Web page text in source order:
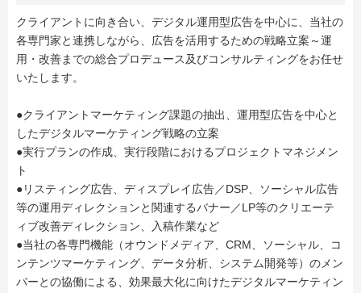
クライアントに向き合い、デジタル運用型広告を中心に、当社の
各専門家と連携しながら、広告を活用するための戦略立案～運
用・改善までの総合プロデュース及びコンサルティングをお任せ
いたします。
●クライアントマーケティング課題の抽出、運用型広告を中心と
したデジタルマーケティング戦略の立案
●実行プランの作成、実行段階におけるプロジェクトマネジメン
ト
●リスティング広告、ディスプレイ広告／DSP、ソーシャル広告
等の運用ディレクションと関連するバナー／LP等のクリエーテ
ィブ改善ディレクション、入稿作業など
●当社の各専門機能（オウンドメディア、CRM、ソーシャル、コ
ンテンツマーケティング、データ分析、システム開発等）のメン
バーとの協働による、効果最大化に向けたデジタルマーケティン